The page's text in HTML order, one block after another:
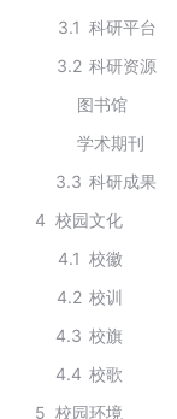
3.1 科研平台
3.2 科研资源
图书馆
学术期刊
3.3 科研成果
4 校园文化
4.1 校徽
4.2 校训
4.3 校旗
4.4 校歌
5 校园环境